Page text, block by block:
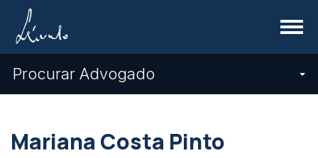
Menu
Procurar Advogado
Mariana Costa Pinto